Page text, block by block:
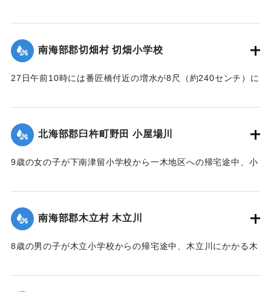
｜固有コード: 00330030
南海部郡切畑村 切畑小学校
27日午前10時には番匠橋付近の増水が8尺（約240センチ）に
馬の交通が途絶した。学校は休校になった。
【出典：大分新聞 1928年6月29日朝刊4面】
｜固有コード: 00330031
北海部郡臼杵町野田 小屋場川
9歳の女の子が下南津留小学校から一木地区への帰宅途中、小
流されたが、友達が助けを呼び1町半（約150メートル）ほど
下流ですくい上げ助けられた。
【出典：大分新聞 1928年6月29日朝刊4面】
南海部郡木立村 木立川
8歳の男の子が木立小学校からの帰宅途中、木立川にかかる木
亡した。